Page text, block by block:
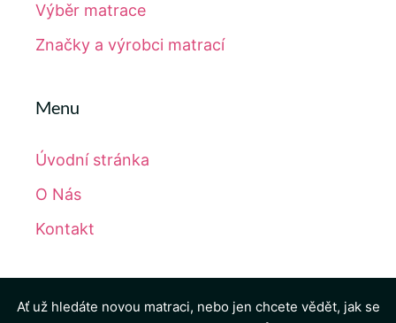
Výběr matrace
Značky a výrobci matrací
Menu
Úvodní stránka
O Nás
Kontakt
Ať už hledáte novou matraci, nebo jen chcete vědět, jak se